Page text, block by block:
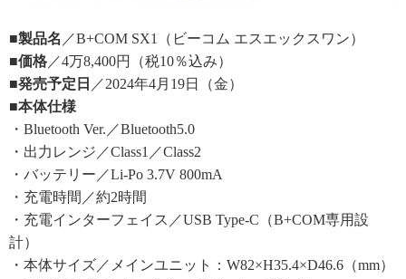
■製品名 ／B+COM SX1（ビーコム エスエックスワン）
■価格 ／4万8,400円（税10％込み）
■発売予定日 ／2024年4月19日（金）
■本体仕様
・Bluetooth Ver.／Bluetooth5.0
・出力レンジ／Class1／Class2
・バッテリー／Li-Po 3.7V 800mA
・充電時間／約2時間
・充電インターフェイス／USB Type-C（B+COM専用設
計）
・本体サイズ／メインユニット：W82×H35.4×D46.6（mm）